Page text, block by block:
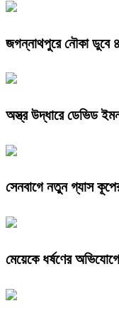
জগন্নাথপুরে নৌকা ডুবে
অস্ত্র উদ্ধারে ডেভিড
সেনবাগে নতুন গ্যাস
মেয়েকে ধর্ষণের